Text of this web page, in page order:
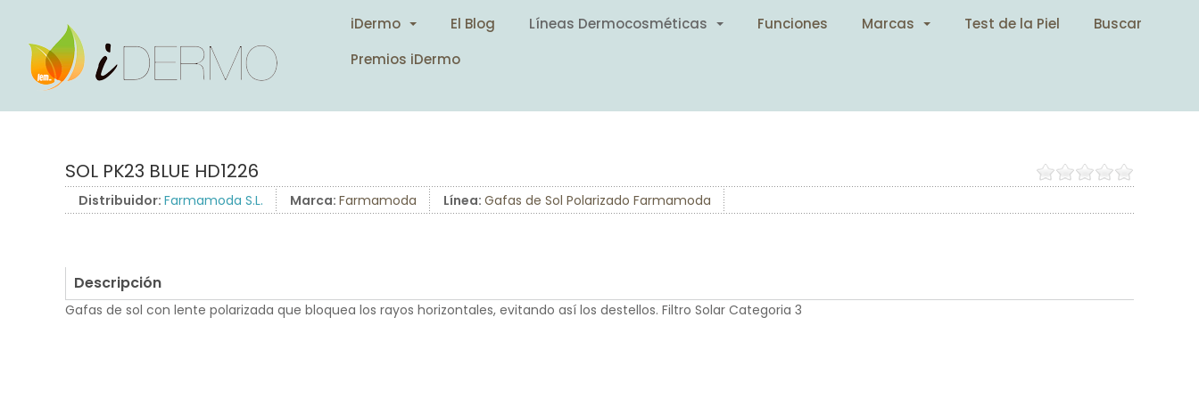
iDermo El Blog Líneas Dermocosméticas Funciones Marcas Test de la Piel
Buscar
Premios iDermo
SOL PK23 BLUE HD1226
Distribuidor: Farmamoda S.L. Marca: Farmamoda Línea: Gafas de Sol Polarizado Farmamoda
Descripción
Gafas de sol con lente polarizada que bloquea los rayos horizontales, evitando así los destellos. Filtro Solar Categoria 3